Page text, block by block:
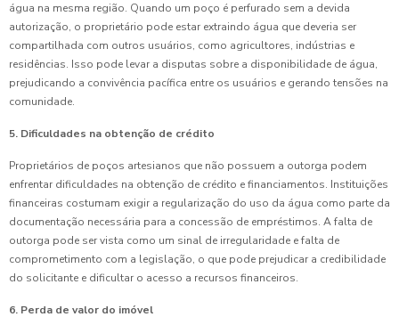
água na mesma região. Quando um poço é perfurado sem a devida
autorização, o proprietário pode estar extraindo água que deveria ser
compartilhada com outros usuários, como agricultores, indústrias e
residências. Isso pode levar a disputas sobre a disponibilidade de água,
prejudicando a convivência pacífica entre os usuários e gerando tensões na
comunidade.
5. Dificuldades na obtenção de crédito
Proprietários de poços artesianos que não possuem a outorga podem
enfrentar dificuldades na obtenção de crédito e financiamentos. Instituições
financeiras costumam exigir a regularização do uso da água como parte da
documentação necessária para a concessão de empréstimos. A falta de
outorga pode ser vista como um sinal de irregularidade e falta de
comprometimento com a legislação, o que pode prejudicar a credibilidade
do solicitante e dificultar o acesso a recursos financeiros.
6. Perda de valor do imóvel